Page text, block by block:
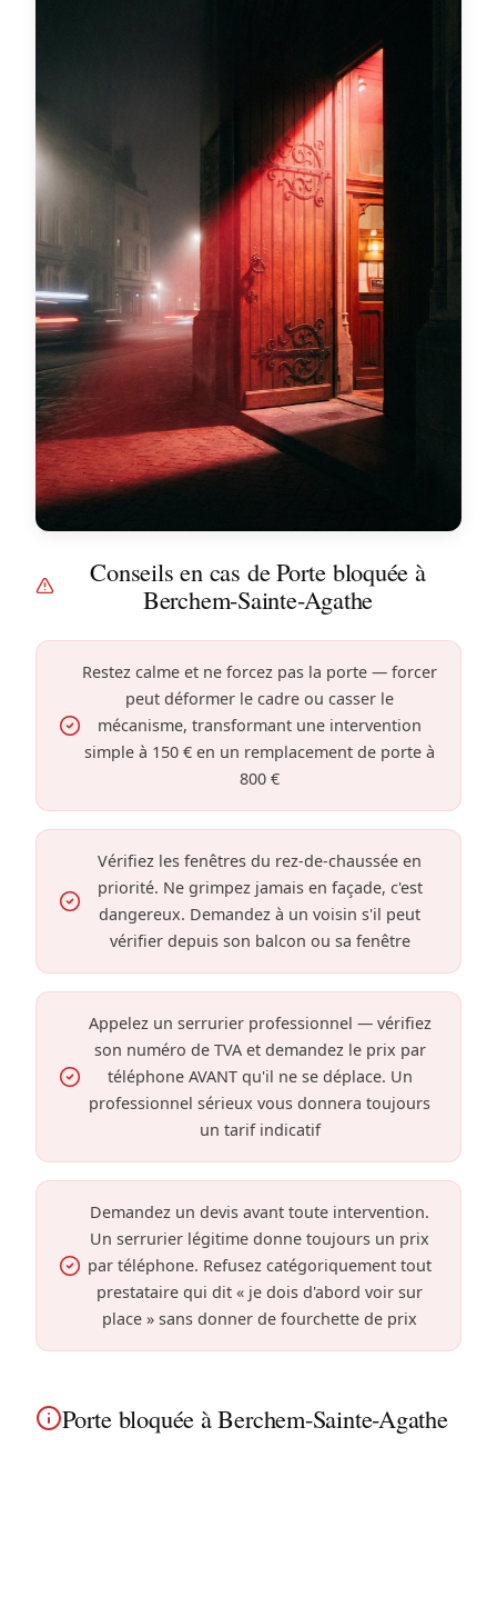
Conseils en cas de Porte bloquée à
Berchem-Sainte-Agathe
Restez calme et ne forcez pas la porte — forcer
peut déformer le cadre ou casser le
mécanisme, transformant une intervention
simple à 150 € en un remplacement de porte à
800 €
Vérifiez les fenêtres du rez-de-chaussée en
priorité. Ne grimpez jamais en façade, c'est
dangereux. Demandez à un voisin s'il peut
vérifier depuis son balcon ou sa fenêtre
Appelez un serrurier professionnel — vérifiez
son numéro de TVA et demandez le prix par
téléphone AVANT qu'il ne se déplace. Un
professionnel sérieux vous donnera toujours
un tarif indicatif
Demandez un devis avant toute intervention.
Un serrurier légitime donne toujours un prix
par téléphone. Refusez catégoriquement tout
prestataire qui dit « je dois d'abord voir sur
place » sans donner de fourchette de prix
Porte bloquée à Berchem-Sainte-Agathe